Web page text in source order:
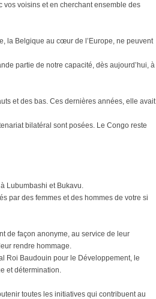
voisins et en cherchant ensemble des
la Belgique au cœur de l’Europe, ne peuvent
partie de notre capacité, dès aujourd’hui, à
et des bas. Ces dernières années, elle avait
bilatéral sont posées. Le Congo reste
Lubumbashi et Bukavu.
par des femmes et des hommes de votre si
de façon anonyme, au service de leur
rendre hommage.
Roi Baudouin pour le Développement, le
et détermination.
toutes les initiatives qui contribuent au